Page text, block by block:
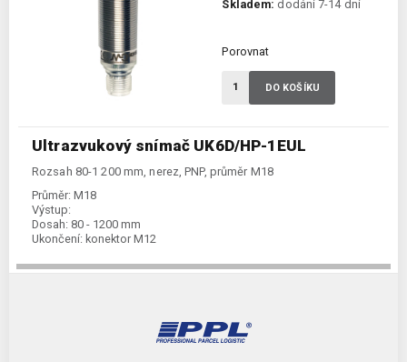
Ultrazvukový snímač UK6D/HP-1EUL
Rozsah 80-1 200 mm, nerez, PNP, průměr M18
Průměr: M18
Výstup:
Dosah: 80 - 1200 mm
Ukončení: konektor M12
Skladem: dodání 7-14 dní
Porovnat
DO KOŠÍKU